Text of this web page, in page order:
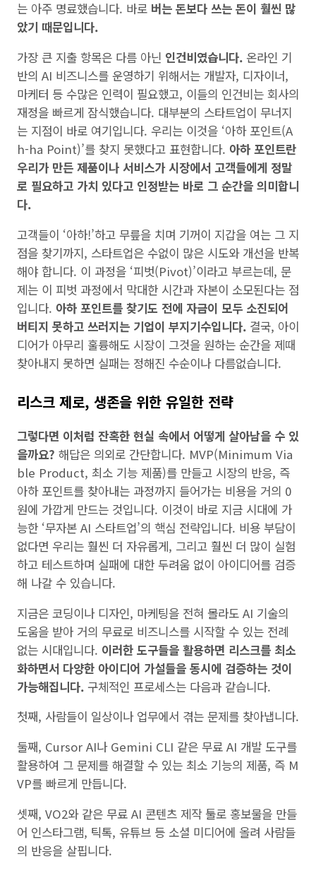
는 아주 명료했습니다. 바로 버는 돈보다 쓰는 돈이 훨씬 많
았기 때문입니다.
가장 큰 지출 항목은 다름 아닌 인건비였습니다. 온라인 기
반의 AI 비즈니스를 운영하기 위해서는 개발자, 디자이너,
마케터 등 수많은 인력이 필요했고, 이들의 인건비는 회사의
재정을 빠르게 잠식했습니다. 대부분의 스타트업이 무너지
는 지점이 바로 여기입니다. 우리는 이것을 ‘아하 포인트(A
h-ha Point)’를 찾지 못했다고 표현합니다. 아하 포인트란
우리가 만든 제품이나 서비스가 시장에서 고객들에게 정말
로 필요하고 가치 있다고 인정받는 바로 그 순간을 의미합니
다.
고객들이 ‘아하!’하고 무릎을 치며 기꺼이 지갑을 여는 그 지
점을 찾기까지, 스타트업은 수없이 많은 시도와 개선을 반복
해야 합니다. 이 과정을 ‘피벗(Pivot)’이라고 부르는데, 문
제는 이 피벗 과정에서 막대한 시간과 자본이 소모된다는 점
입니다. 아하 포인트를 찾기도 전에 자금이 모두 소진되어
버티지 못하고 쓰러지는 기업이 부지기수입니다. 결국, 아이
디어가 아무리 훌륭해도 시장이 그것을 원하는 순간을 제때
찾아내지 못하면 실패는 정해진 수순이나 다름없습니다.
리스크 제로, 생존을 위한 유일한 전략
그렇다면 이처럼 잔혹한 현실 속에서 어떻게 살아남을 수 있
을까요? 해답은 의외로 간단합니다. MVP(Minimum Via
ble Product, 최소 기능 제품)를 만들고 시장의 반응, 즉
아하 포인트를 찾아내는 과정까지 들어가는 비용을 거의 0
원에 가깝게 만드는 것입니다. 이것이 바로 지금 시대에 가
능한 ‘무자본 AI 스타트업’의 핵심 전략입니다. 비용 부담이
없다면 우리는 훨씬 더 자유롭게, 그리고 훨씬 더 많이 실험
하고 테스트하며 실패에 대한 두려움 없이 아이디어를 검증
해 나갈 수 있습니다.
지금은 코딩이나 디자인, 마케팅을 전혀 몰라도 AI 기술의
도움을 받아 거의 무료로 비즈니스를 시작할 수 있는 전례
없는 시대입니다. 이러한 도구들을 활용하면 리스크를 최소
화하면서 다양한 아이디어 가설들을 동시에 검증하는 것이
가능해집니다. 구체적인 프로세스는 다음과 같습니다.
첫째, 사람들이 일상이나 업무에서 겪는 문제를 찾아냅니다.
둘째, Cursor AI나 Gemini CLI 같은 무료 AI 개발 도구를
활용하여 그 문제를 해결할 수 있는 최소 기능의 제품, 즉 M
VP를 빠르게 만듭니다.
셋째, VO2와 같은 무료 AI 콘텐츠 제작 툴로 홍보물을 만들
어 인스타그램, 틱톡, 유튜브 등 소셜 미디어에 올려 사람들
의 반응을 살핍니다.